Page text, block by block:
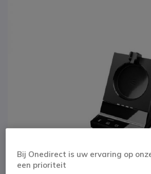
Bij Onedirect is uw ervaring op
een prioriteit